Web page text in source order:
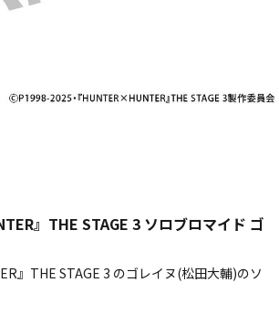
』THE STAGE 3 ソロブロマイド ゴ
』THE STAGE 3 のゴレイヌ(松田大輔)のソ